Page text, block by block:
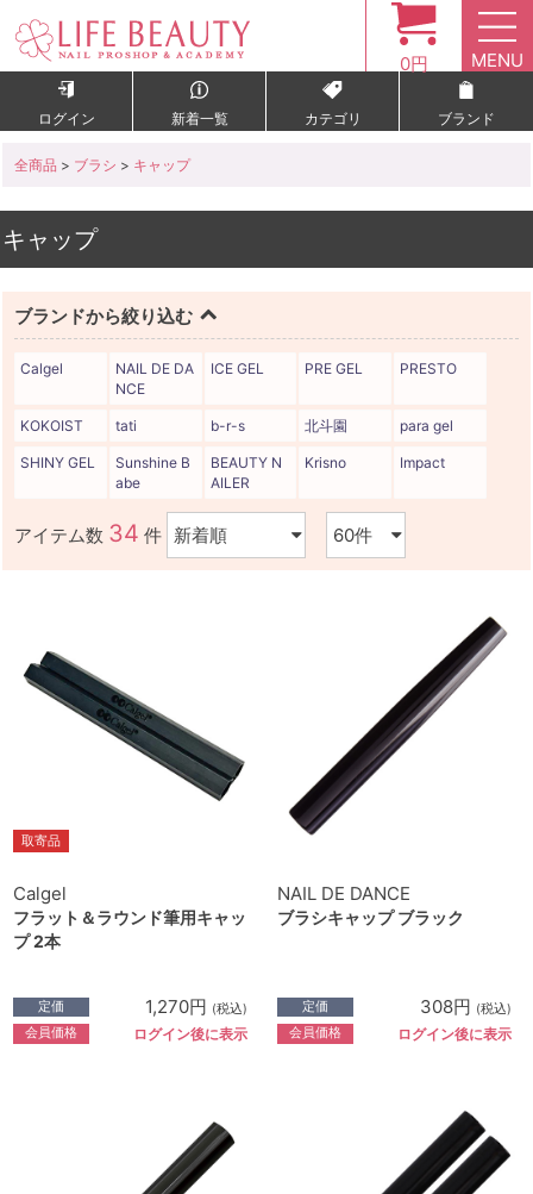
0円 MENU
ログイン 新着一覧 カテゴリ ブランド
全商品 > ブラシ > キャップ
キャップ
ブランドから絞り込む
Calgel
NAIL DE DA
NCE
ICE GEL PRE GEL PRESTO
KOKOIST tati b-r-s 北斗園 para gel
SHINY GEL
Sunshine B
abe
BEAUTY N
AILER
Krisno Impact
アイテム数 34 件
取寄品
Calgel
フラット＆ラウンド筆用キャッ
プ 2本
定価 1,270円 (税込)
会員価格 ログイン後に表示
NAIL DE DANCE
ブラシキャップ ブラック
定価 308円 (税込)
会員価格 ログイン後に表示